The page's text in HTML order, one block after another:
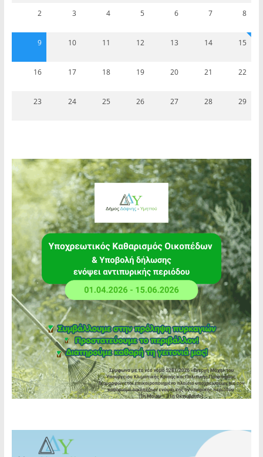
2 3 4 5 6 7 8
9 10 11 12 13 14 15
16 17 18 19 20 21 22
23 24 25 26 27 28 29